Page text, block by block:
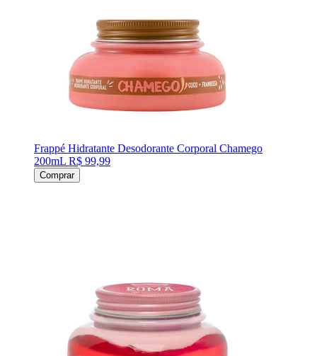
Frappé Hidratante Desodorante Corporal Chamego
200mL R$ 99,99
Comprar